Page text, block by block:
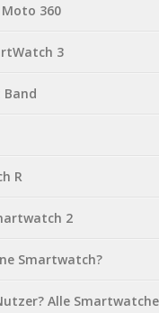
360
3
R
2
Smartwatch?
Alle